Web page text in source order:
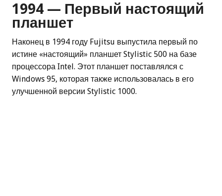
1994 — Первый настоящий
планшет
Наконец в 1994 году Fujitsu выпустила первый по
истине «настоящий» планшет Stylistic 500 на базе
процессора Intel. Этот планшет поставлялся с
Windows 95, которая также использовалась в его
улучшенной версии Stylistic 1000.